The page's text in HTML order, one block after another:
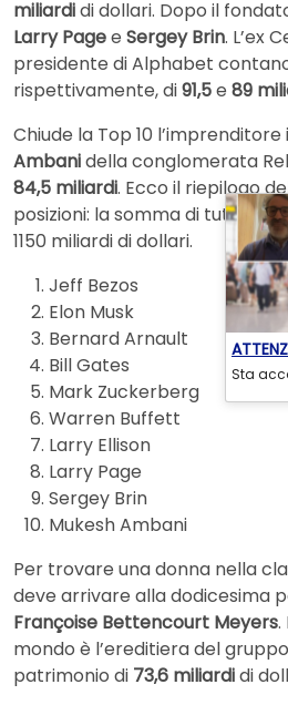
miliardidi dollari. Dopo il
Larry Pagee Sergey Brin. L’ex
presidente di Alphabet
rispettivamente, di91,5e 89
Chiude la Top 10 l’imprenditore
Ambanidella conglomerata
84,5 miliardi. Ecco il riepilogo
posizioni: la somma di tutti
1150 miliardi di dollari.
Jeff Bezos
Elon Musk
Bernard Arnault
Bill Gates
Mark Zuckerberg
Warren Buffett
Larry Ellison
Larry Page
Sergey Brin
Mukesh Ambani
Per trovare una donna nella
deve arrivare alla dodicesima
Françoise Bettencourt Meyers.
mondo è l’ereditiera del
patrimonio di 73,6 miliardidi
Sta